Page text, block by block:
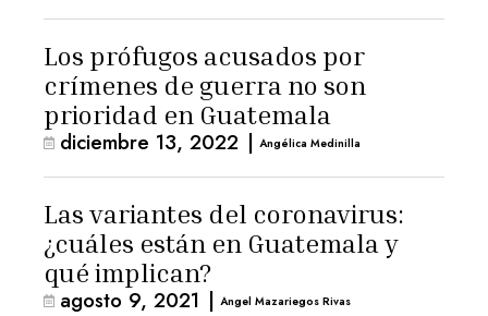
Los prófugos acusados por
crímenes de guerra no son
prioridad en Guatemala
diciembre 13, 2022 | Angélica Medinilla
Las variantes del coronavirus:
¿cuáles están en Guatemala y
qué implican?
agosto 9, 2021 | Angel Mazariegos Rivas